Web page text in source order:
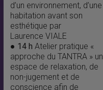
d’un environnement, d’une
habitation avant son
esthétique par
Laurence VIALE
● 14 h Atelier pratique «
approche du TANTRA » un
espace de relaxation, de
non-jugement et de
conscience afin de